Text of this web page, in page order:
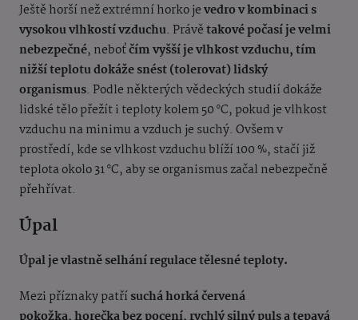
Ještě horší než extrémní horko jevedro v kombinaci s
vysokou vlhkostí vzduchu. Právětakové počasí je velmi
nebezpečné, neboťčím vyšší je vlhkost vzduchu, tím
nižší teplotu dokáže snést (tolerovat) lidský
organismus. Podle některých vědeckých studií dokáže
lidské tělo přežít i teploty kolem 50 °C, pokud je vlhkost
vzduchu na minimu a vzduch je suchý. Ovšem v
prostředí, kde se vlhkost vzduchu blíží 100 %, stačí již
teplota okolo 31 °C, aby se organismus začal nebezpečně
přehřívat.
Úpal
Úpal je vlastně selhání regulace tělesné teploty.
Mezi příznaky patřísuchá horká červená